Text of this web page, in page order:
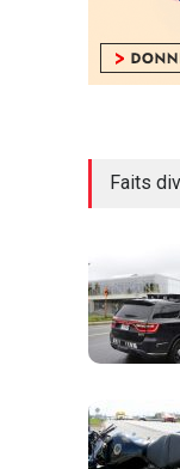
Faits